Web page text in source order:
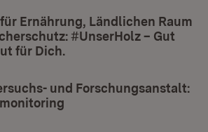
Ernährung, Ländlichen Raum
#UnserHolz – Gut
für Dich.
und Forschungsanstalt: